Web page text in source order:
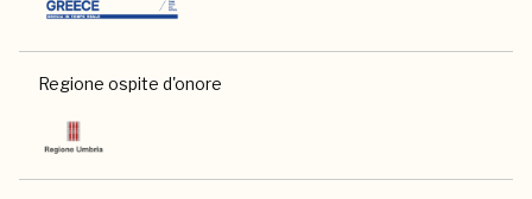
Regione ospite d'onore